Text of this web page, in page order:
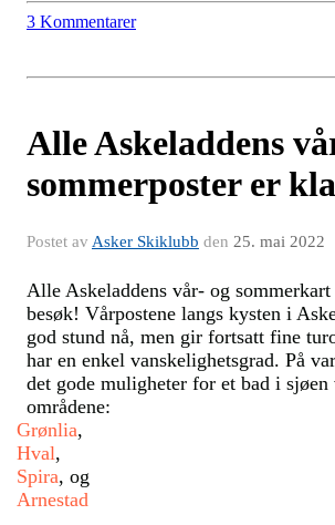
3 Kommentarer
Alle Askeladdens
sommerposter er
Postet av Asker Skiklubb den 25. mai 2022
Alle Askeladdens vår- og
besøk! Vårpostene langs kysten i
god stund nå, men gir fortsatt fine
har en enkel vanskelighetsgrad. På
det gode muligheter for et bad i
områdene:
Grønlia,
Hval,
Spira, og
Arnestad